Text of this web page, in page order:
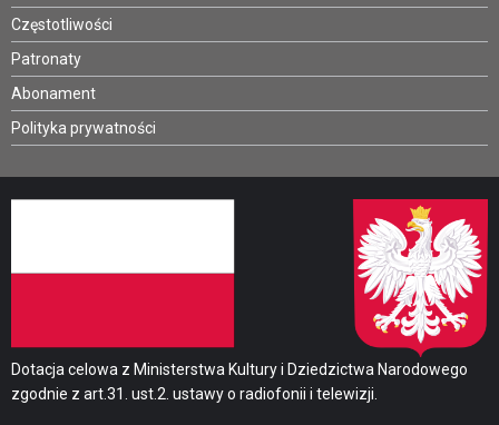
Częstotliwości
Patronaty
Abonament
Polityka prywatności
Dotacja celowa z Ministerstwa Kultury i Dziedzictwa Narodowego
zgodnie z art.31. ust.2. ustawy o radiofonii i telewizji.